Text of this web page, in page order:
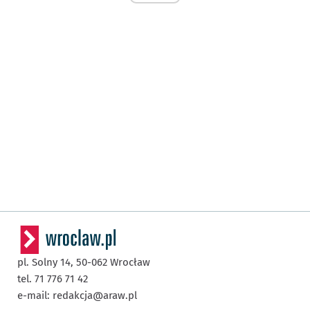
pl. Solny 14, 50-062 Wrocław
tel. 71 776 71 42
e-mail: redakcja@araw.pl